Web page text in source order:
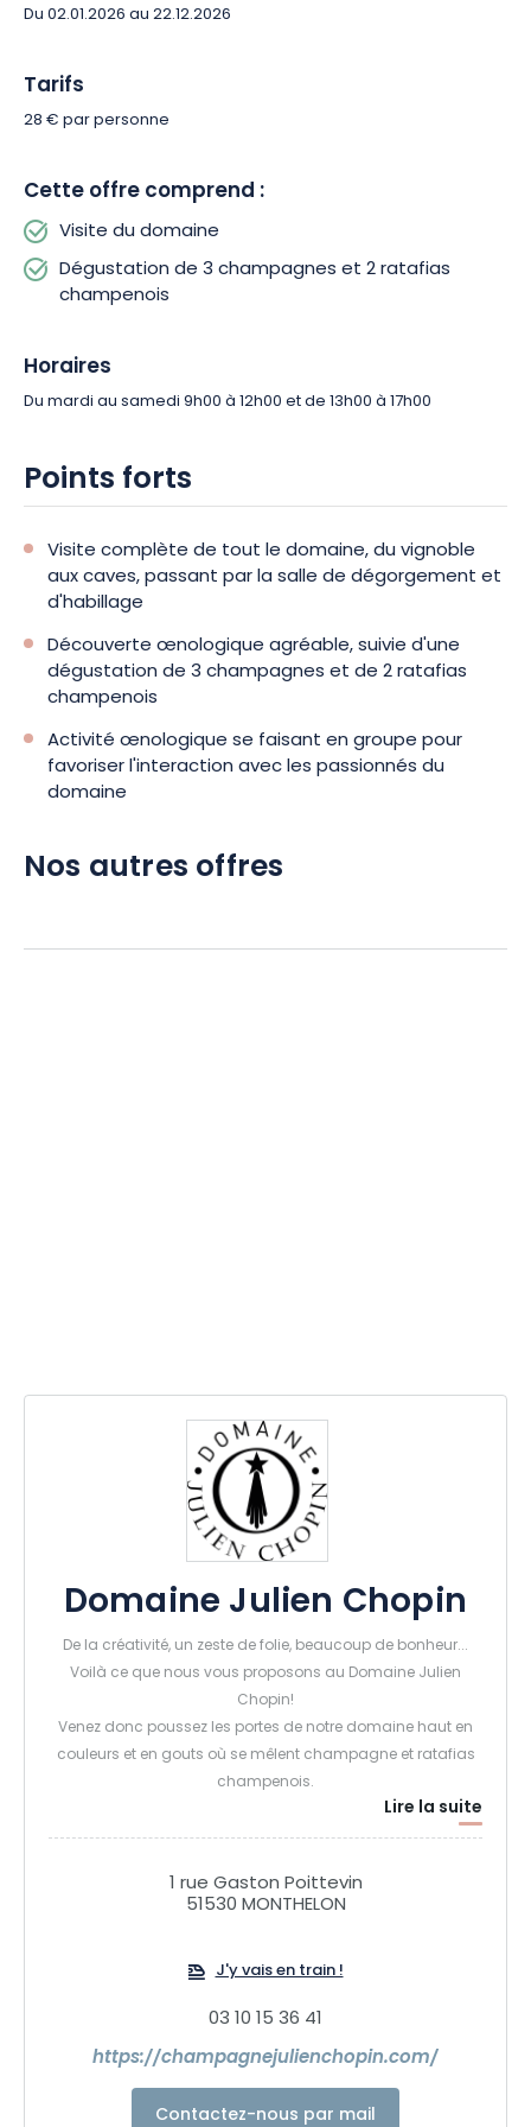
ambiance conviviale. Empruntez les sentiers des vignes pour
flûte à la main pour découvrir l’unicité des champagnes Julien
Chopin !
Du 02.01.2026 au 22.12.2026
Tarifs
28 € par personne
Cette offre comprend :
Visite du domaine
Dégustation de 3 champagnes et 2 ratafias
champenois
Horaires
Du mardi au samedi 9h00 à 12h00 et de 13h00 à 17h00
Points forts
Visite complète de tout le domaine, du vignoble
aux caves, passant par la salle de dégorgement et
d'habillage
Découverte œnologique agréable, suivie d'une
dégustation de 3 champagnes et de 2 ratafias
champenois
Activité œnologique se faisant en groupe pour
favoriser l'interaction avec les passionnés du
domaine
Nos autres offres
Domaine Julien Chopin
De la créativité, un zeste de folie, beaucoup de bonheur...
Voilà ce que nous vous proposons au Domaine Julien
Chopin!
Venez donc poussez les portes de notre domaine haut en
couleurs et en gouts où se mêlent champagne et ratafias
champenois.
Attention, gourmandise et bons moments en prévision!
Lire la suite
1 rue Gaston Poittevin
51530 MONTHELON
J'y vais en train !
03 10 15 36 41
https://champagnejulienchopin.com/
Contactez-nous par mail